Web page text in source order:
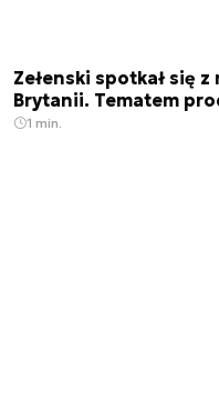
Zełenski spotkał się
Brytanii. Tematem
1 min.